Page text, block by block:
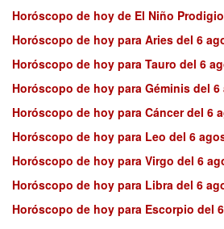
Horóscopo de hoy de El Niño
Horóscopo de hoy para Aries del 6
Horóscopo de hoy para Tauro del 6
Horóscopo de hoy para Géminis del
Horóscopo de hoy para Cáncer del 6
Horóscopo de hoy para Leo del 6
Horóscopo de hoy para Virgo del 6
Horóscopo de hoy para Libra del 6
Horóscopo de hoy para Escorpio del